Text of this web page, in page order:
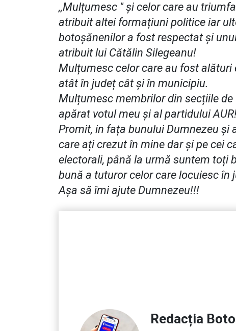
,,Mulțumesc " și celor care au
atribuit altei formațiuni politice iar
botoșănenilor a fost respectat și
atribuit lui Cătălin Silegeanu!
Mulțumesc celor care au fost alături
atât în județ cât și în municipiu.
Mulțumesc membrilor din secțiile
apărat votul meu și al partidului
Promit, in fața bunului Dumnezeu și
care ați crezut în mine dar și pe cei
electorali, până la urmă suntem toți
bună a tuturor celor care locuiesc în
Așa să îmi ajute Dumnezeu!!!
Redacția